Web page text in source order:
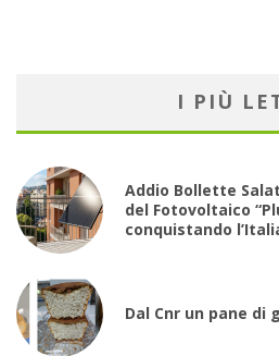
I PIÙ
Addio Bollette
del Fotovoltaico
conquistando
Dal Cnr un pane di